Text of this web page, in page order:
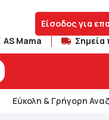
Είσοδος για
AS Mama
Εύκολη & Γρήγορη